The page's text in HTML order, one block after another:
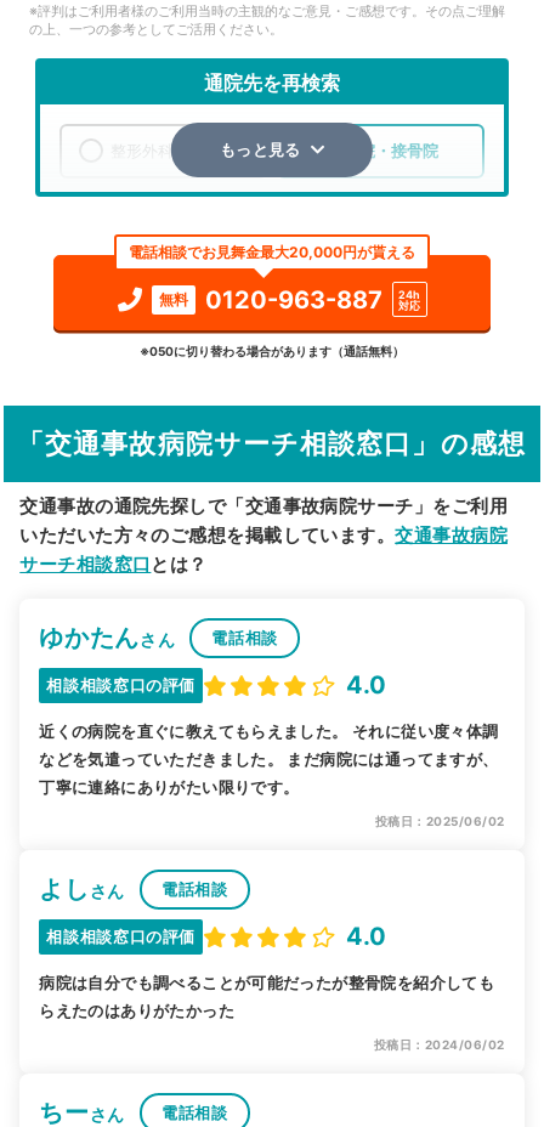
※評判はご利用者様のご利用当時の主観的なご意見・ご感想です。その点ご理解
の上、一つの参考としてご活用ください。
通院先を再検索
整形外科 整骨院・接骨院
検索する
詳細条件で絞り込む
駅から探す 院名から探す
もっと見る
電話相談でお見舞金最大20,000円が貰える
無料 0120-963-887
24h
対応
※050に切り替わる場合があります（通話無料）
「交通事故病院サーチ相談窓口」の感想
交通事故の通院先探しで「交通事故病院サーチ」をご利用
いただいた方々のご感想を掲載しています。交通事故病院
サーチ相談窓口 とは？
ゆかたんさん 電話相談
相談相談窓口の評価 4.0
近くの病院を直ぐに教えてもらえました。 それに従い度々体調
などを気遣っていただきました。 まだ病院には通ってますが、
丁寧に連絡にありがたい限りです。
投稿日：2025/06/02
よし さん 電話相談
相談相談窓口の評価 4.0
病院は自分でも調べることが可能だったが整骨院を紹介しても
らえたのはありがたかった
投稿日：2024/06/02
ちーさん 電話相談